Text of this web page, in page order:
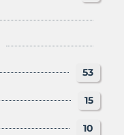
53
15
10